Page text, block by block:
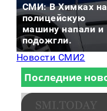
СМИ: В Химках на
полицейскую
машину напали и
подожгли.
Новости СМИ2